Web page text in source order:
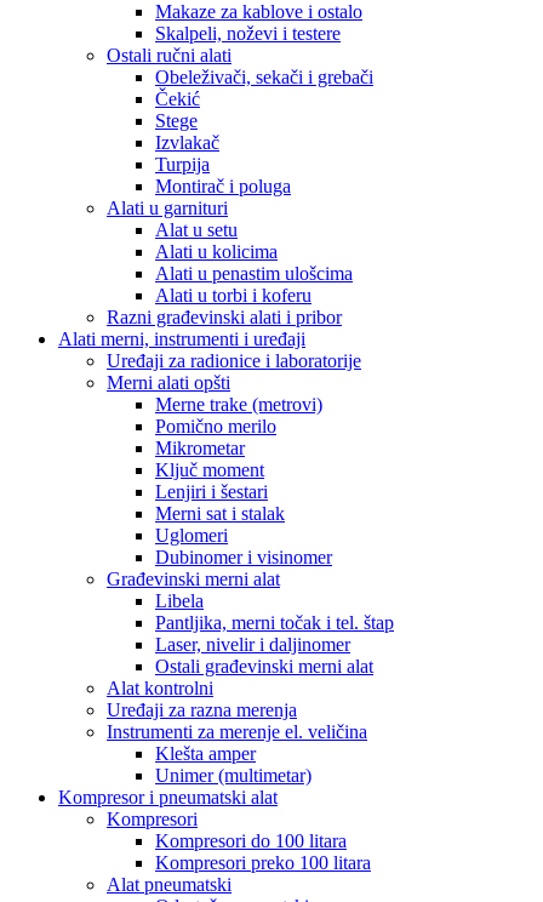
Makaze za kablove i ostalo
Skalpeli, noževi i testere
Ostali ručni alati
Obeleživači, sekači i grebači
Čekić
Stege
Izvlakač
Turpija
Montirač i poluga
Alati u garnituri
Alat u setu
Alati u kolicima
Alati u penastim ulošcima
Alati u torbi i koferu
Razni građevinski alati i pribor
Alati merni, instrumenti i uređaji
Uređaji za radionice i laboratorije
Merni alati opšti
Merne trake (metrovi)
Pomično merilo
Mikrometar
Ključ moment
Lenjiri i šestari
Merni sat i stalak
Uglomeri
Dubinomer i visinomer
Građevinski merni alat
Libela
Pantljika, merni točak i tel. štap
Laser, nivelir i daljinomer
Ostali građevinski merni alat
Alat kontrolni
Uređaji za razna merenja
Instrumenti za merenje el. veličina
Klešta amper
Unimer (multimetar)
Kompresor i pneumatski alat
Kompresori
Kompresori do 100 litara
Kompresori preko 100 litara
Alat pneumatski